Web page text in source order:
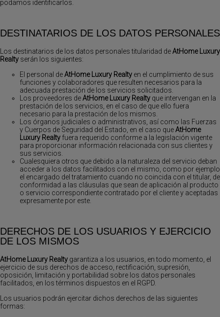
podamos identificarlos.
DESTINATARIOS DE LOS DATOS PERSONALES
Los destinatarios de los datos personales titularidad deAtHome Luxury
Realty serán los siguientes:
El personal deAtHome Luxury Realty en el cumplimiento de sus
funciones y colaboradores que resulten necesarios para la
adecuada prestación de los servicios solicitados.
Los proveedores deAtHome Luxury Realty que intervengan en la
prestación de los servicios, en el caso de que ello fuera
necesario para la prestación de los mismos.
Los órganos judiciales o administrativos, así como las Fuerzas
y Cuerpos de Seguridad del Estado, en el caso queAtHome
Luxury Realty fuera requerido conforme a la legislación vigente
para proporcionar información relacionada con sus clientes y
sus servicios.
Cualesquiera otros que debido a la naturaleza del servicio deban
acceder a los datos facilitados con el mismo, como por ejemplo
el encargado del tratamiento cuando no coincida con el titular, de
conformidad a las cláusulas que sean de aplicación al producto
o servicio correspondiente contratado por el cliente y aceptadas
expresamente por este.
DERECHOS DE LOS USUARIOS Y EJERCICIO
DE LOS MISMOS
AtHome Luxury Realty garantiza a los usuarios, en todo momento, el
ejercicio de sus derechos de acceso, rectificación, supresión,
oposición, limitación y portabilidad sobre los datos personales
facilitados, en los términos dispuestos en el RGPD.
Los usuarios podrán ejercitar dichos derechos de las siguientes
formas: